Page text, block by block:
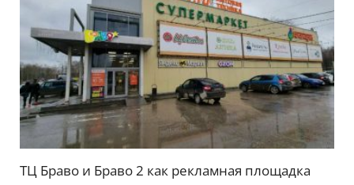
ТЦ Браво и Браво 2 как рекламная площадка